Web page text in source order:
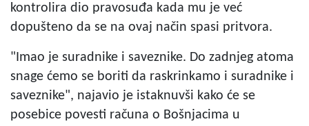
kontrolira dio pravosuđa kada mu je već
dopušteno da se na ovaj način spasi pritvora.
"Imao je suradnike i saveznike. Do zadnjeg atoma
snage ćemo se boriti da raskrinkamo i suradnike i
saveznike", najavio je istaknuvši kako će se
posebice povesti računa o Bošnjacima u